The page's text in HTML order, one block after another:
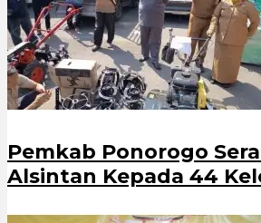
Pemkab Ponorogo
Alsintan Kepada 44